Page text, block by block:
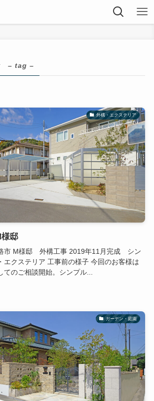
– tag –
外構・エクステリア
邸
市 M様邸 外構工事 2019年11月完成 シン
エクステリア 工事前の様子 今回のお客様は
てのご相談開始。シンプル...
ガーデン・庭園